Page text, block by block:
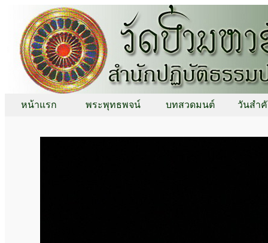
หน้าแรก พระพุทธพจน์ บทสวดมนต์ วันสำ